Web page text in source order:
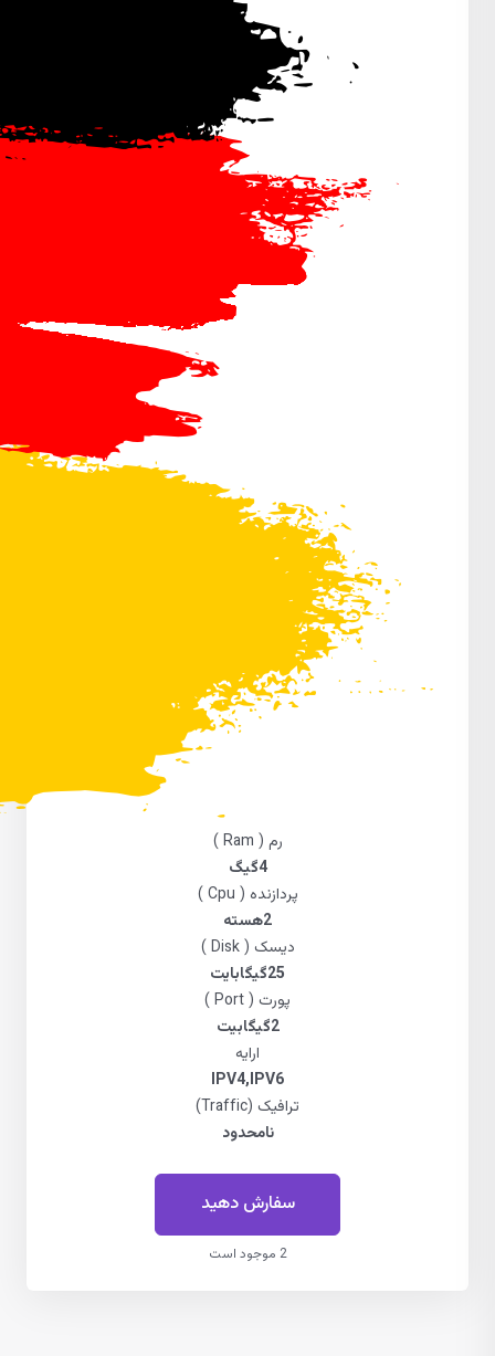
رم ( Ram )
4گیگ
پردازنده ( Cpu )
2هسته
دیسک ( Disk )
25گیگابایت
پورت ( Port )
2گیگابیت
ارایه
IPV4,IPV6
ترافیک (Traffic)
نامحدود
سفارش دهید
2 موجود است